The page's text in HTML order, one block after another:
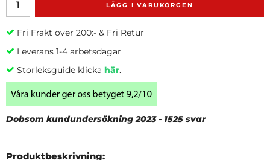
LÄGG I VARUKORGEN
Fri Frakt över 200:- & Fri Retur
Leverans 1-4 arbetsdagar
Storleksguide klicka här.
Dobsom kundundersökning 2023 - 1525 svar
Produktbeskrivning: